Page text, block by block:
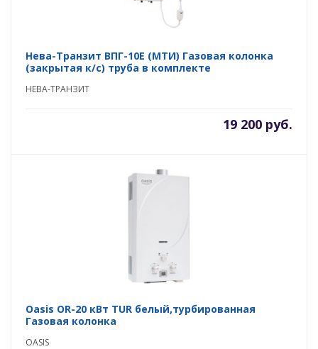
Нева-Транзит ВПГ-10E (MTИ) Газовая колонка
(закрытая к/с) труба в комплекте
НЕВА-ТРАНЗИТ
19 200 руб.
Oasis OR-20 кВт TUR белый,турбированная
Газовая колонка
OASIS